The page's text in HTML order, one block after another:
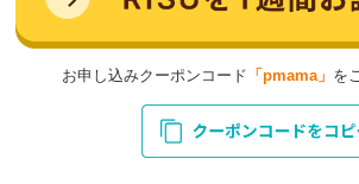
お申し込みクーポンコード 「pmama」 を